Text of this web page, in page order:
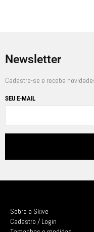
Newsletter
Cadastre-se e receba
SEU E-MAIL
Sobre a Skive
Cadastro / Login